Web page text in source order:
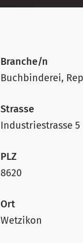
Branche/n
Strasse
Industriestrasse 5
PLZ
8620
Ort
Wetzikon